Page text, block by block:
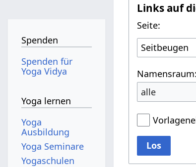
Links auf
Seite:
Namensraum:
alle
Los
Spenden
Spenden für
Yoga Vidya
Yoga lernen
Yoga
Ausbildung
Yoga Seminare
Yogaschulen